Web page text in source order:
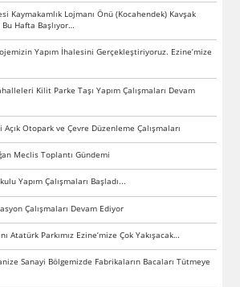
Kaymakamlık Lojmanı Önü (Kocahendek) Kavşak
Bu Hafta Başlıyor…
Yapım İhalesini Gerçekleştiriyoruz. Ezine’mize
Kilit Parke Taşı Yapım Çalışmaları Devam
Otopark ve Çevre Düzenleme Çalışmaları
Meclis Toplantı Gündemi
Yapım Çalışmaları Başladı...
Çalışmaları Devam Ediyor
Atatürk Parkımız Ezine’mize Çok Yakışacak…
Sanayi Bölgemizde Fabrikaların Bacaları Tütmeye